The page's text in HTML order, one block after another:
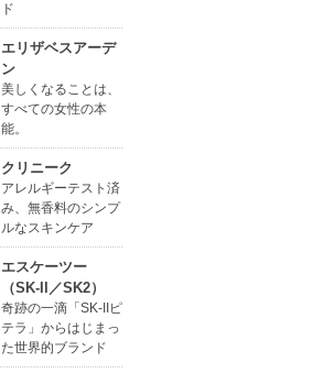
ド
エリザベスアーデ
ン
美しくなることは、
すべての女性の本
能。
クリニーク
アレルギーテスト済
み、無香料のシンプ
ルなスキンケア
エスケーツー
（SK-II／SK2）
奇跡の一滴「SK-IIピ
テラ」からはじまっ
た世界的ブランド